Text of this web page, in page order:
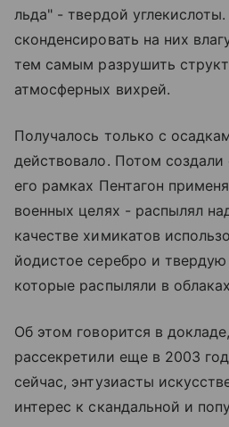
льда" - твердой
сконденсировать на них
тем самым разрушить
атмосферных вихрей.
Получалось только с
действовало. Потом
его рамках Пентагон
военных целях - распылял
качестве химикатов
йодистое серебро и твердую
которые распыляли в
Об этом говорится в
рассекретили еще в 2003
сейчас, энтузиасты
интерес к скандальной и